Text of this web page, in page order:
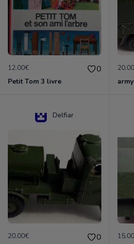
12.00€ 0
Petit Tom 3 livre
Delfiar
20.00€ 0